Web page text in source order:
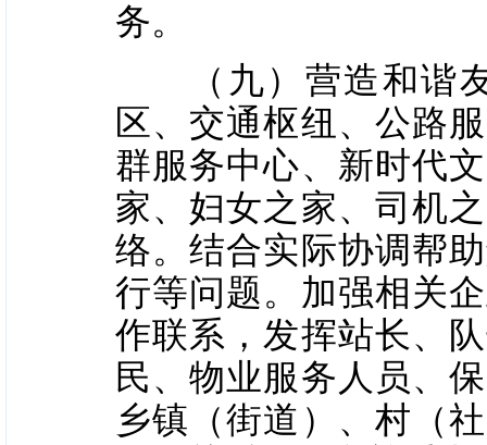
务。
（九）营造和谐友
区、交通枢纽、公路
群服务中心、新时代
家、妇女之家、司机
络。结合实际协调帮
行等问题。加强相关
作联系，发挥站长、
民、物业服务人员、
乡镇（街道）、村（